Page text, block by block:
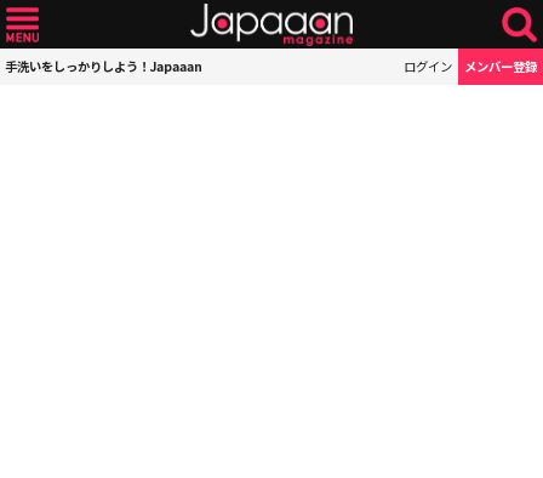
手洗いをしっかりしよう！Japaaan ログイン メンバー登録